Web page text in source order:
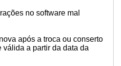
no software mal
após a troca ou conserto
válida a partir da data da